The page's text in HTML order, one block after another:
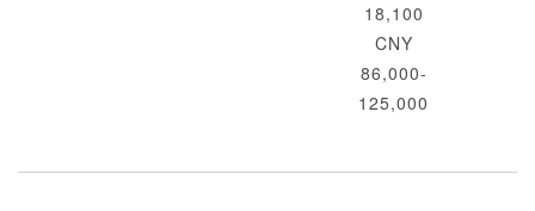
18,100
CNY
86,000-
125,000